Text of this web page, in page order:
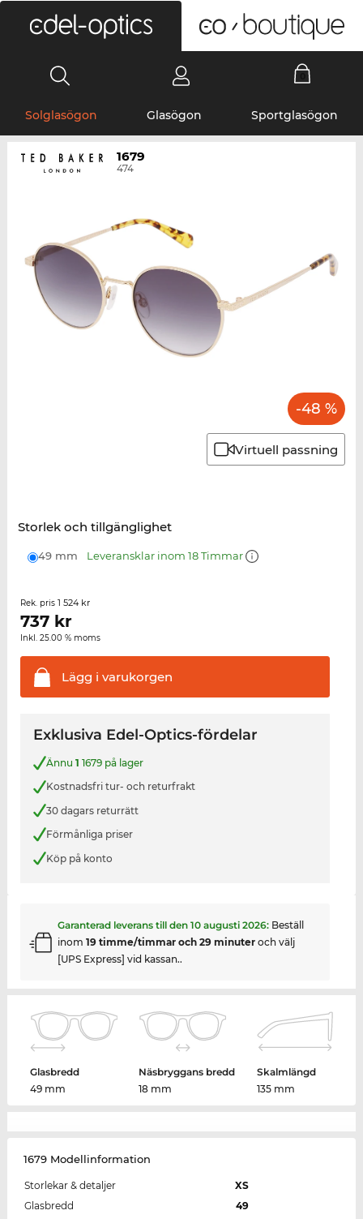
Solglasögon Glasögon Sportglasögon
1679
474
-48 %
Virtuell passning
Storlek och tillgänglighet
49 mm Leveransklar inom 18 Timmar
Rek. pris 1 524 kr
737kr
Inkl. 25.00 % moms
Lägg i varukorgen
Exklusiva Edel-Optics-fördelar
Ännu 1 1679 på lager
Kostnadsfri tur- och returfrakt
30 dagars returrätt
Förmånliga priser
Köp på konto
Garanterad leverans till den 10 augusti 2026: Beställ
inom 19 timme/timmar och 29 minuteroch välj
[UPS Express] vid kassan..
Glasbredd
49 mm
Näsbryggans bredd
18 mm
Skalmlängd
135 mm
1679 Modellinformation
Storlekar & detaljer
XS
Glasbredd
49